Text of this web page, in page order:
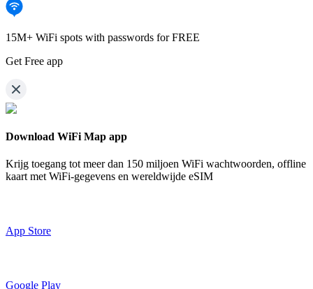
15M+ WiFi spots with passwords for FREE
Get Free app
Download WiFi Map app
Krijg toegang tot meer dan 150 miljoen WiFi wachtwoorden, offline
kaart met WiFi-gegevens en wereldwijde eSIM
App Store
Google Play